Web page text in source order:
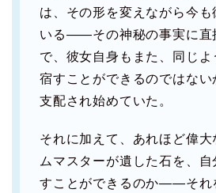
は、その形を変えながら今も
いる――その神秘の事実に直
で、彼女自身もまた、同じよ
宿すことができるのではない
支配され始めていた。
それに加えて、あれほど偉大
ムマスターが遺した石を、
すことができるのか――それ